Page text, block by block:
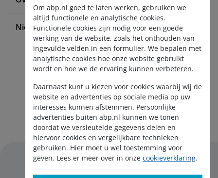
Nieuws en pers
Aanmelden nieuwsbrief
Om abp.nl goed te laten werken, gebruiken we
altijd functionele en analytische cookies.
Functionele cookies zijn nodig voor een goede
werking van de website, zoals het onthouden van
ingevulde velden in een formulier. We bepalen met
analytische cookies hoe onze website gebruikt
wordt en hoe we de ervaring kunnen verbeteren.
Daarnaast kunt u kiezen voor cookies waarbij wij de
website en advertenties op sociale media op uw
interesses kunnen afstemmen. Persoonlijke
advertenties buiten abp.nl kunnen we tonen
doordat we versleutelde gegevens delen en
hiervoor cookies en vergelijkbare technieken
gebruiken. Hier moet u wel toestemming voor
geven. Lees er meer over in onze cookieverklaring.